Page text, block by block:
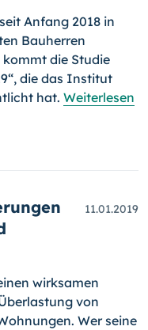
Anfang 2018 in
Bauherren
die Studie
die das Institut
hat. Weiterlesen
11.01.2019
wirksamen
von
Wer sei­ne